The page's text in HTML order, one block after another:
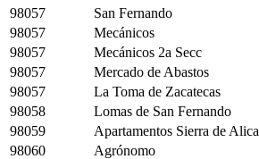
98057
San Fernando
98057
Mecánicos
98057
Mecánicos 2a Secc
98057
Mercado de Abastos
98057
La Toma de Zacatecas
98058
Lomas de San Fernando
98059
Apartamentos Sierra de Alica
98060
Agrónomo